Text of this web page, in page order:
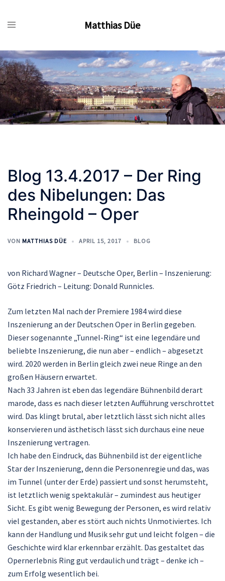
Inhalt
Matthias Düe
Blog 13.4.2017 – Der Ring
des Nibelungen: Das
Rheingold – Oper
VON MATTHIAS DÜE APRIL 15, 2017 BLOG
von Richard Wagner – Deutsche Oper, Berlin – Inszenierung:
Götz Friedrich – Leitung: Donald Runnicles.
Zum letzten Mal nach der Premiere 1984 wird diese
Inszenierung an der Deutschen Oper in Berlin gegeben.
Dieser sogenannte „Tunnel-Ring“ ist eine legendäre und
beliebte Inszenierung, die nun aber – endlich – abgesetzt
wird. 2020 werden in Berlin gleich zwei neue Ringe an den
großen Häusern erwartet.
Nach 33 Jahren ist eben das legendäre Bühnenbild derart
marode, dass es nach dieser letzten Aufführung verschrottet
wird. Das klingt brutal, aber letztlich lässt sich nicht alles
konservieren und ästhetisch lässt sich durchaus eine neue
Inszenierung vertragen.
Ich habe den Eindruck, das Bühnenbild ist der eigentliche
Star der Inszenierung, denn die Personenregie und das, was
im Tunnel (unter der Erde) passiert und sonst herumsteht,
ist letztlich wenig spektakulär – zumindest aus heutiger
Sicht. Es gibt wenig Bewegung der Personen, es wird relativ
viel gestanden, aber es stört auch nichts Unmotiviertes. Ich
kann der Handlung und Musik sehr gut und leicht folgen – die
Geschichte wird klar erkennbar erzählt. Das gestaltet das
Opernerlebnis Ring gut verdaulich und trägt – denke ich –
zum Erfolg wesentlich bei.